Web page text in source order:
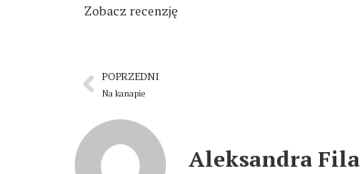
Zobacz recenzję
POPRZEDNI
Na kanapie
Aleksandra Fila